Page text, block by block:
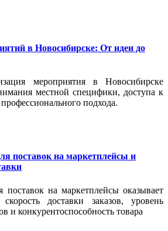
в Новосибирске: От идеи до
мероприятия в Новосибирске
местной специфики, доступа к
подхода.
поставок на маркетплейсы и
поставок на маркетплейсы оказывает
доставки заказов, уровень
и конкурентоспособность товара